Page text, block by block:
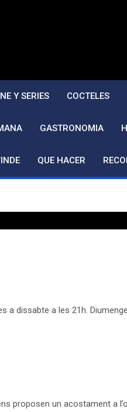
Y SERIES COCTELES
GASTRONOMIA
QUE HACER
a dissabte a les 21h.
proposen un acostament a